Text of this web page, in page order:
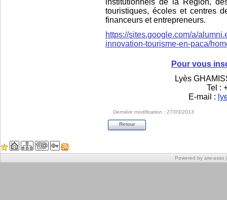
institutionnels de la Région,
touristiques, écoles et centres
financeurs et entrepreneurs.
https://sites.google.com/a/
innovation-tourisme-en-paca/
Pour vous
Lyès
Tel :
E-mail :
Dernière modification : 27/03/2013
Retour
Powered by aiw-asso